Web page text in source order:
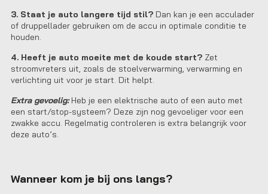
3. Staat je auto langere tijd stil?Dan kan je een acculader
of druppellader gebruiken om de accu in optimale conditie te
houden.
4. Heeft je auto moeite met de koude start?Zet
stroomvreters uit, zoals de stoelverwarming, verwarming en
verlichting uit voor je start. Dit helpt.
Extra gevoelig:Heb je een elektrische auto of een auto met
een start/stop-systeem? Deze zijn nog gevoeliger voor een
zwakke accu. Regelmatig controleren is extra belangrijk voor
deze auto’s.
Wanneer kom je bij ons langs?